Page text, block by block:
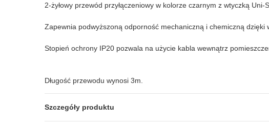
2-żyłowy przewód przyłączeniowy w kolorze czarnym z wtyczką
Zapewnia podwyższoną odporność mechaniczną i chemiczną dzięki
Stopień ochrony IP20 pozwala na użycie kabla wewnątrz
Długość przewodu wynosi 3m.
Szczegóły produktu